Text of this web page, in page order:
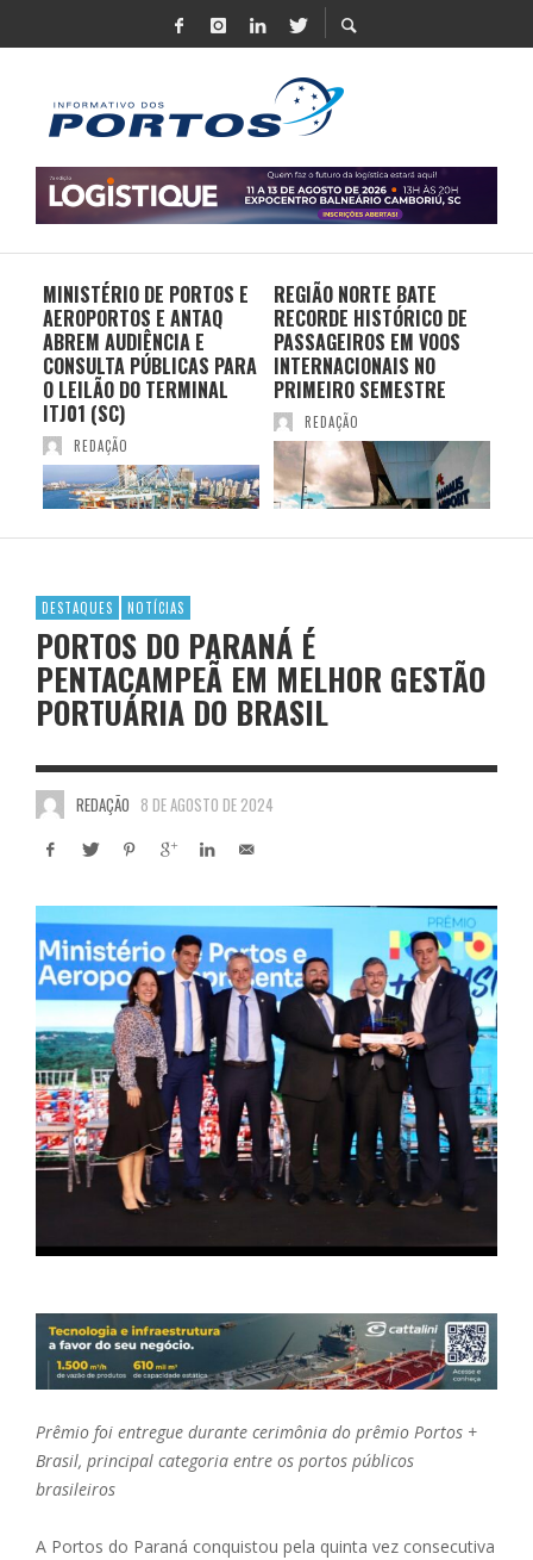
MINISTÉRIO DE PORTOS E
AEROPORTOS E ANTAQ
ABREM AUDIÊNCIA E
CONSULTA PÚBLICAS PARA
O LEILÃO DO TERMINAL
ITJ01 (SC)
REDAÇÃO
REGIÃO NORTE BATE
RECORDE HISTÓRICO DE
PASSAGEIROS EM VOOS
INTERNACIONAIS NO
PRIMEIRO SEMESTRE
REDAÇÃO
DESTAQUES NOTÍCIAS
PORTOS DO PARANÁ É
PENTACAMPEÃ EM MELHOR GESTÃO
PORTUÁRIA DO BRASIL
REDAÇÃO 8 DE AGOSTO DE 2024
Prêmio foi entregue durante cerimônia do prêmio Portos +
Brasil, principal categoria entre os portos públicos
brasileiros
A Portos do Paraná conquistou pela quinta vez consecutiva